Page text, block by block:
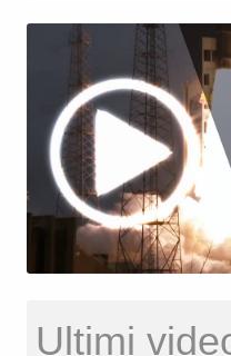
Ultimi